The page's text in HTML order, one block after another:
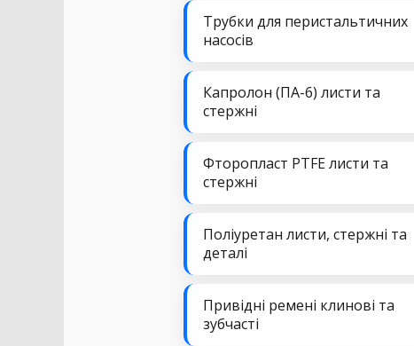
Трубки для перистальтичних
насосів
Капролон (ПА-6) листи та
стержні
Фторопласт PTFE листи та
стержні
Поліуретан листи, стержні та
деталі
Привідні ремені клинові та
зубчасті